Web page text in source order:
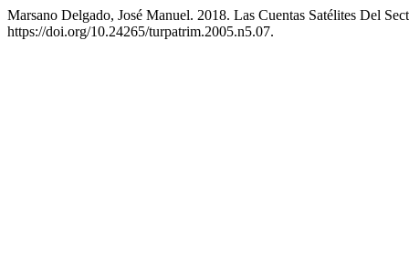
Marsano Delgado, José Manuel. 2018. Las Cuentas Satélites Del
https://doi.org/10.24265/turpatrim.2005.n5.07.